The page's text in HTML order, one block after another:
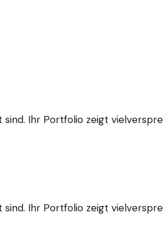
Ihr Portfolio zeigt
Ihr Portfolio zeigt